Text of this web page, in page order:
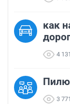
как
4 131
3 771